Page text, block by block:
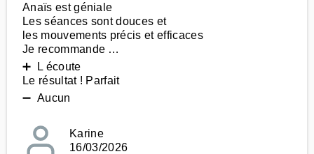
Anaïs est géniale
Les séances sont douces et
les mouvements précis et efficaces
Je recommande …
➕ L écoute
Le résultat ! Parfait
➖ Aucun
Karine
16/03/2026